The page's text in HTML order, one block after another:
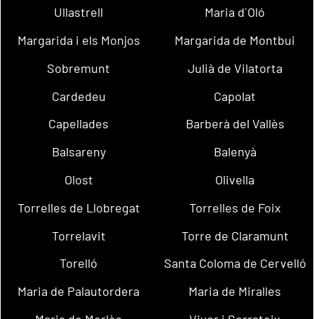
Ullastrell
Maria d´Oló
Margarida i els Monjos
Margarida de Montbui
Sobremunt
Julià de Vilatorta
Cardedeu
Capolat
Capellades
Barberà del Vallès
Balsareny
Balenyà
Olost
Olivella
Torrelles de Llobregat
Torrelles de Foix
Torrelavit
Torre de Claramunt
Torelló
Santa Coloma de Cervelló
Maria de Palautordera
Maria de Miralles